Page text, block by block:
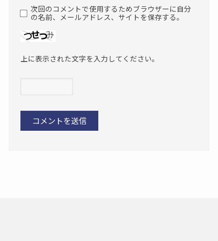
次回のコメントで使用するためブラウザーに自分
の名前、メールアドレス、サイトを保存する。
上に表示された文字を入力してください。